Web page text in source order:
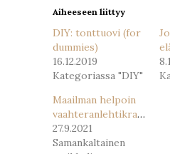
Aiheeseen liittyy
DIY: tonttuovi (for
dummies)
16.12.2019
Kategoriassa "DIY"
Maailman helpoin
vaahteranlehtikranssi
27.9.2021
Samankaltainen